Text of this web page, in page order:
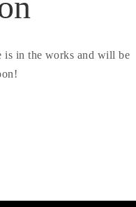
is in the works and will be